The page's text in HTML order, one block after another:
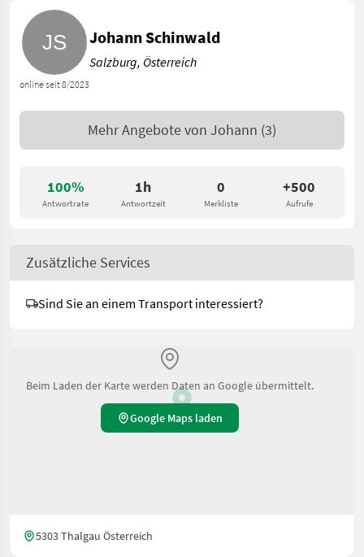
100%
Antwortrate
1h
Antwortzeit
0
Merkliste
+500
Aufrufe
online seit 8/2023
Johann Schinwald
Salzburg, Österreich
Mehr Angebote von Johann (3)
Zusätzliche Services
Sind Sie an einem Transport interessiert?
Beim Laden der Karte werden Daten an Google übermittelt.
Google Maps laden
5303 Thalgau Österreich